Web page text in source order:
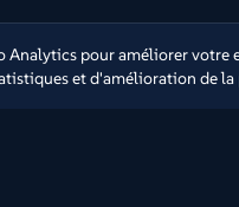
pour améliorer votre
et d'amélioration de